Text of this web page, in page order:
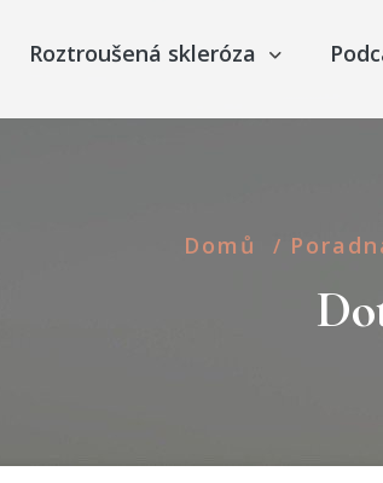
Roztroušená skleróza
Domů /